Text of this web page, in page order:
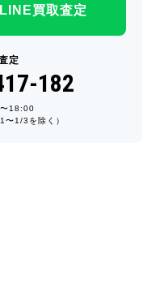
LINE買取査定
定
182
18:00
〜1/3を除く）